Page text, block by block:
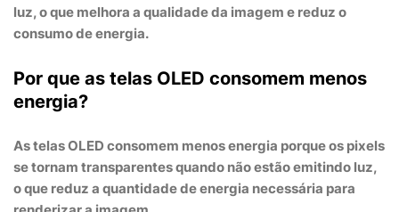
luz, o que melhora a qualidade da imagem e reduz o
consumo de energia.
Por que as telas OLED consomem menos
energia?
As telas OLED consomem menos energia porque os pixels
se tornam transparentes quando não estão emitindo luz,
o que reduz a quantidade de energia necessária para